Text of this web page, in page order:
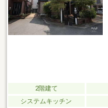
2階建て
システムキッチン